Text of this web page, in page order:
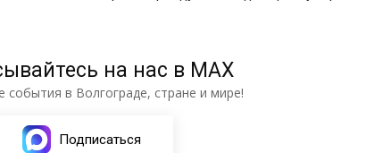
на нас в МАХ
события в Волгограде, стране и мире!
Подписаться